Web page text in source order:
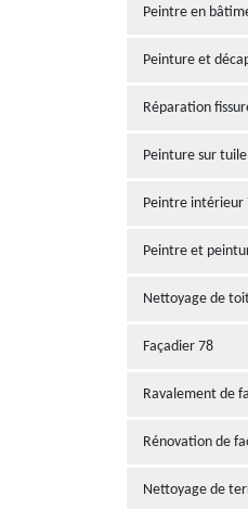
Peintre en
Peinture et
Réparation
Peinture sur
Peintre intérieur
Peintre et
Nettoyage de
Façadier 78
Ravalement de
Rénovation de
Nettoyage de